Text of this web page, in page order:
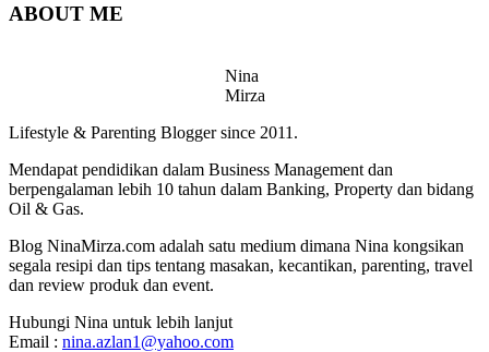
ABOUT ME
Nina
Mirza
Lifestyle & Parenting Blogger since 2011.
Mendapat pendidikan dalam Business Management dan
berpengalaman lebih 10 tahun dalam Banking, Property dan bidang
Oil & Gas.
Blog NinaMirza.com adalah satu medium dimana Nina kongsikan
segala resipi dan tips tentang masakan, kecantikan, parenting, travel
dan review produk dan event.
Hubungi Nina untuk lebih lanjut
Email : nina.azlan1@yahoo.com